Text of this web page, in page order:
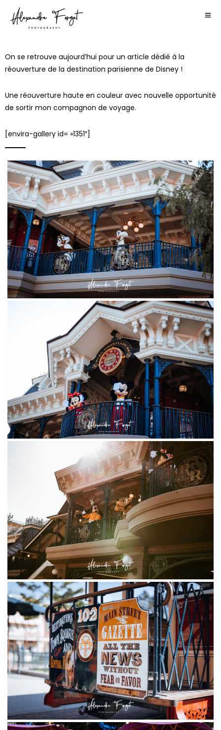
On se retrouve aujourd’hui pour un article dédié à la
réouverture de la destination parisienne de Disney !
Une réouverture haute en couleur avec nouvelle opportunité
de sortir mon compagnon de voyage.
[envira-gallery id= »1351″]